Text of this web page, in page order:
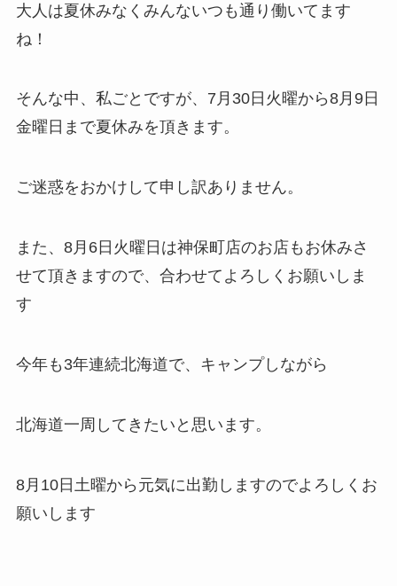
大人は夏休みなくみんないつも通り働いてます
ね！
そんな中、私ごとですが、7月30日火曜から8月9日
金曜日まで夏休みを頂きます。
ご迷惑をおかけして申し訳ありません。
また、8月6日火曜日は神保町店のお店もお休みさ
せて頂きますので、合わせてよろしくお願いしま
す
今年も3年連続北海道で、キャンプしながら
北海道一周してきたいと思います。
8月10日土曜から元気に出勤しますのでよろしくお
願いします